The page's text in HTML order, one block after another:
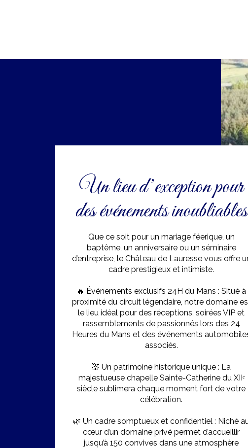
Un lieu d’exception pour
des événements inoubliables
Que ce soit pour un mariage féerique, un
baptême, un anniversaire ou un séminaire
d’entreprise, le Château de Lauresse vous offre
cadre prestigieux et intimiste.
🔥 Événements exclusifs 24H du Mans : Situé à
proximité du circuit légendaire, notre domaine
le lieu idéal pour des réceptions, soirées VIP et
rassemblements de passionnés lors des 24
Heures du Mans et des événements
associés.
💒 Un patrimoine historique unique : La
majestueuse chapelle Sainte-Catherine du XIIᵉ
siècle sublimera chaque moment fort de votre
célébration.
🌿 Un cadre somptueux et confidentiel : Niché
cœur d’un domaine privé permet d’accueillir
jusqu’à 150 convives dans une atmosphère